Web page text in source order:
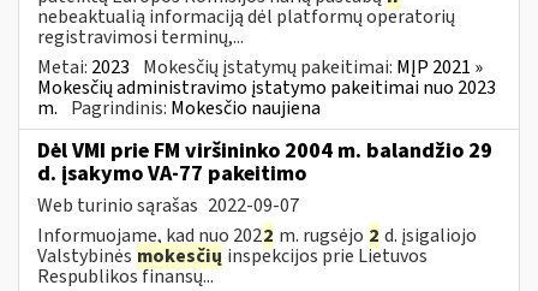
nebeaktualią informaciją dėl platformų operatorių
registravimosi terminų,...
Metai: 2023 Mokesčių įstatymų pakeitimai: MĮP 2021 »
Mokesčių administravimo įstatymo pakeitimai nuo 2023
m. Pagrindinis: Mokesčio naujiena
Dėl VMI prie FM viršininko 2004 m. balandžio 29
d. įsakymo VA-77 pakeitimo
Web turinio sąrašas 2022-09-07
Informuojame, kad nuo 2022 m. rugsėjo 2 d. įsigaliojo
Valstybinės mokesčių inspekcijos prie Lietuvos
Respublikos finansų...